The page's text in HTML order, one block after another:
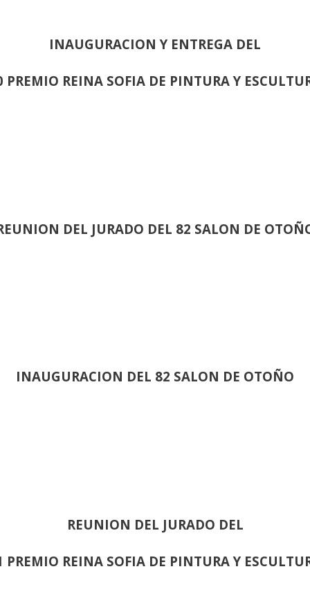
INAUGURACION Y ENTREGA DEL
PREMIO REINA SOFIA DE PINTURA Y
DEL JURADO DEL 82 SALON DE
INAUGURACION DEL 82 SALON DE OTOÑO
REUNION DEL JURADO DEL
PREMIO REINA SOFIA DE PINTURA Y